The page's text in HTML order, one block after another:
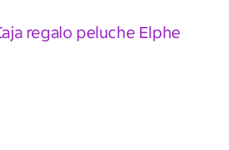
regalo peluche Elphe